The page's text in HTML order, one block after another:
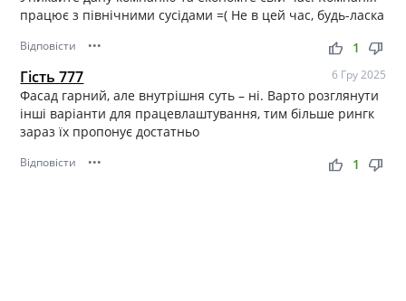
працює з північними сусідами =( Не в цей час, будь-ласка
Відповісти ••• thumb_up thumb_down
1
Гість 777 6 Гру 2025
Фасад гарний, але внутрішня суть – ні. Варто розглянути
інші варіанти для працевлаштування, тим більше рингк
зараз їх пропонує достатньо
Відповісти ••• thumb_up thumb_down
1